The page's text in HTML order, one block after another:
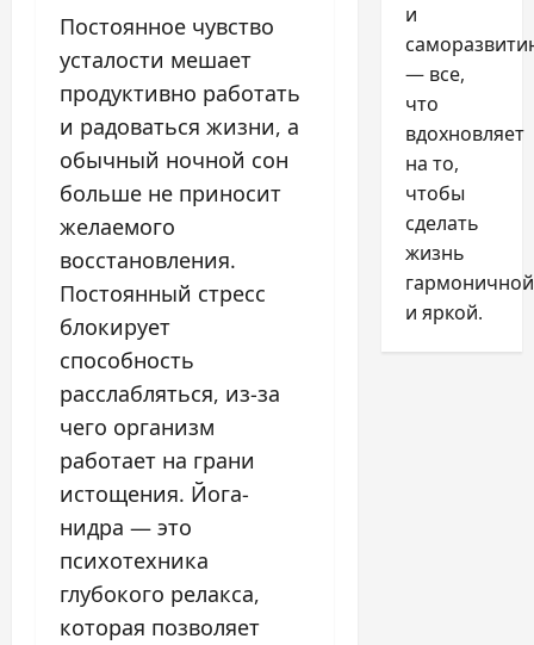
Постоянное чувство
усталости мешает
продуктивно работать
и радоваться жизни, а
обычный ночной сон
больше не приносит
желаемого
восстановления.
Постоянный стресс
блокирует
способность
расслабляться, из-за
чего организм
работает на грани
истощения. Йога-
нидра — это
психотехника
глубокого релакса,
которая позволяет
и
— все,
что
вдохновляет
на то,
чтобы
сделать
жизнь
гармоничной
и яркой.